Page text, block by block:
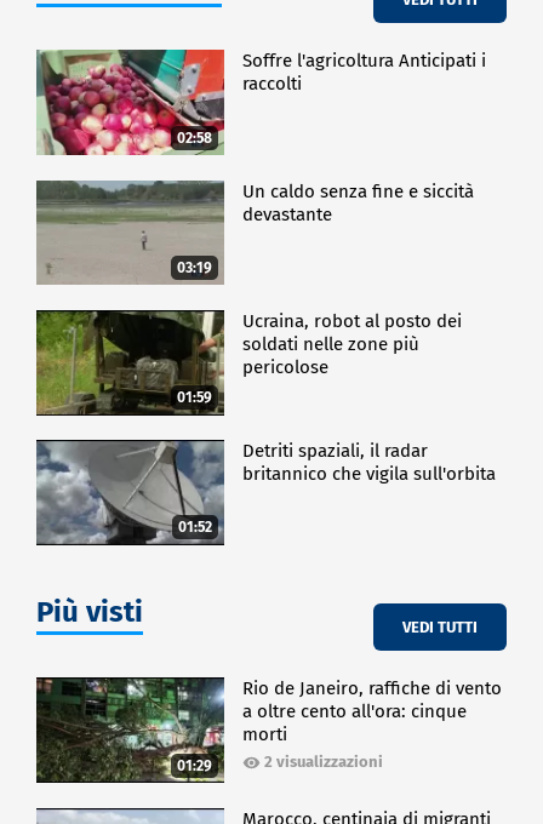
02:58
Soffre l'agricoltura Anticipati i
raccolti
03:19
Un caldo senza fine e siccità
devastante
01:59
Ucraina, robot al posto dei
soldati nelle zone più
pericolose
01:52
Detriti spaziali, il radar
britannico che vigila sull'orbita
Più visti VEDI TUTTI
01:29
Rio de Janeiro, raffiche di vento
a oltre cento all'ora: cinque
morti
2 visualizzazioni
Marocco, centinaia di migranti